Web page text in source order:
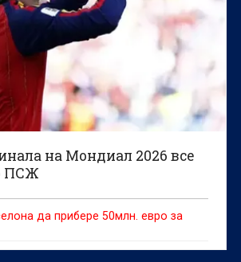
на Мондиал 2026 все
ПСЖ
да прибере 50млн. евро за